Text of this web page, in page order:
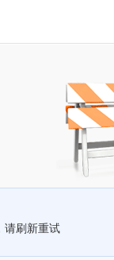
请刷新重试